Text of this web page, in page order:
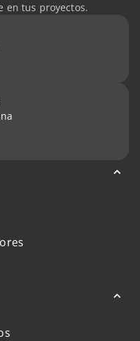
en tus proyectos.